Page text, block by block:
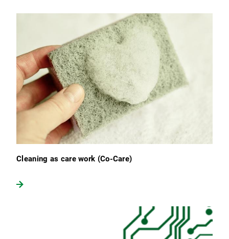
Cleaning as care work (Co-Care)